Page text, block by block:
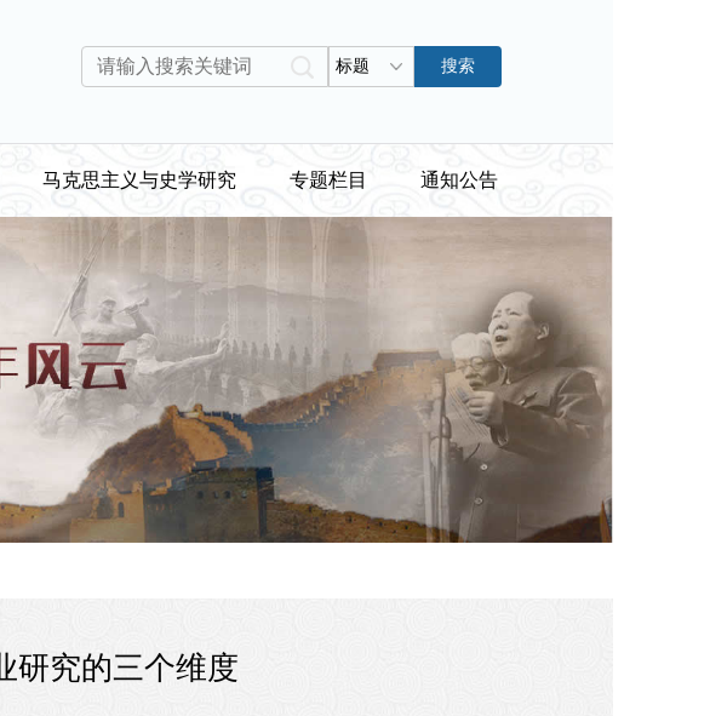
标题 搜索
马克思主义与史学研究 专题栏目 通知公告
研究的三个维度